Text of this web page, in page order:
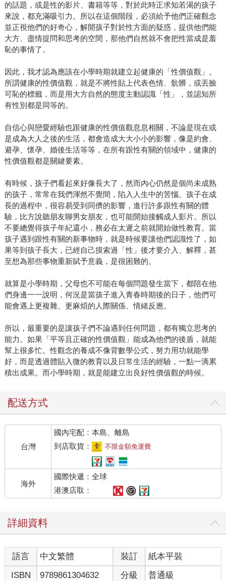
的話題，或是性的影片、書籍等等，對於此時正求知若渴的孩子
來說，都充滿吸引力。所以在這個階段，必須給予他們正確觀念
並正視他們的好奇心，解開孩子對於性方面的疑惑，提供他們能
大方、盡情提問和思考的空間，那他們自然就不會把性當成是羞
恥的事情了。
因此，我才認為應該在小學時期就建立起健康的「性價值觀」。
所謂健康的性價值觀，就是不將性貼上代表色情、骯髒，或丟臉
可恥的標籤，而是用大方自然的態度主動認識「性」，並認知所
有性別都是同等的。
自信心與戀愛經驗也跟健康的性價值觀息息相關，不論是現在或
是成為大人之後的生活，都會造成大大小小的影響，像是約會、
避孕、懷孕、婚後生活等等，在所有跟性有關的領域中，健康的
性價值觀都是關鍵要素。
有時候，孩子們看起來好像長大了，然而內心仍然是個尚未成熟
的孩子，常常在我們渾然不覺間，陷入人生中的苦惱。孩子在成
長的過程中，很容易受到同儕的影響，進行許多跟性有關的體
驗，比方說聽朋友聊男女朋友，也可能開始接觸成人影片。所以
不要總覺得孩子年紀還小，務必在太遲之前就開始做性教育。當
孩子遇到跟性有關的新事物時，就是時候要讓他們認識性了，如
果等到孩子長大，已經自己摸索過「性」後才要介入、解釋，甚
至想為那些事物重新賦予意義，是很困難的。
就算是小學時期，父母也不可能在每個問題發生當下，都陪在他
們身邊一一說明，何況是當孩子進入青春時期後的日子，他們可
能會遇上更複雜、更麻煩的人際關係、情緒反應。
所以，最重要的是讓孩子們不論遇到任何問題，都有獨立思考的
能力。如果「平等且正確的性價值觀」能成為他們的後盾，就能
幫上很多忙。性觀念的養成不像背數學公式，努力用功就能學
好，而是透過體貼入微的教育以及日常生活的經驗，一點一滴累
積出成果。而小學時期，就是能建立出良好性價值觀的時候。
配送方式
台灣
國內宅配：本島、離島
到店取貨：
不限金額免運費
海外
國際快遞：全球
港澳店取：
詳細資料
語言 中文繁體 裝訂
紙本平裝
ISBN
9789861304632 分級 普通級